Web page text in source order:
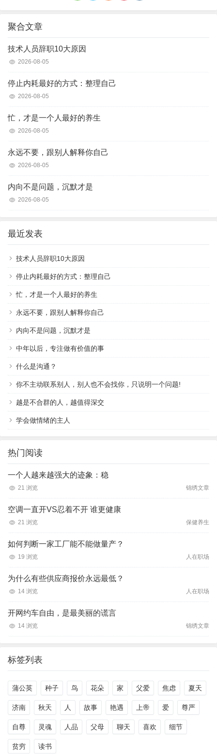
聚合文章
技术人员辞职10大原因
2026-08-05
停止内耗最好的方式：整理自己
2026-08-05
忙，才是一个人最好的养生
2026-08-05
永远不要，跟别人解释你自己
2026-08-05
内向不是问题，沉默才是
2026-08-05
最近发表
技术人员辞职10大原因
停止内耗最好的方式：整理自己
忙，才是一个人最好的养生
永远不要，跟别人解释你自己
内向不是问题，沉默才是
中年以后，专注做有价值的事
什么是沟通？
你不主动联系别人，别人也不会找你，只说明一个问题!
越是不合群的人，越值得深交
学会做情绪的主人
热门阅读
一个人越来越强大的迹象：稳
21 浏览 锦绣文章
空调一直开VS忍着不开 谁更健康
21 浏览 保健养生
如何判断一家工厂能不能做量产？
19 浏览 人在职场
为什么有些供应商报价永远最低？
14 浏览 人在职场
开网约车自由，是最美丽的谎言
14 浏览 锦绣文章
标签列表
蒲公英 种子 鸟 花朵 家 父爱 焦虑 夏天
济南 秋天 人 故事 艳遇 上帝 爱 尊严
自尊 灵魂 人品 父母 聊天 喜欢 细节
贫穷 读书